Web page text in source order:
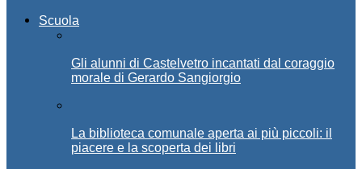
Scuola
Gli alunni di Castelvetro incantati dal coraggio
morale di Gerardo Sangiorgio
La biblioteca comunale aperta ai più piccoli: il
piacere e la scoperta dei libri